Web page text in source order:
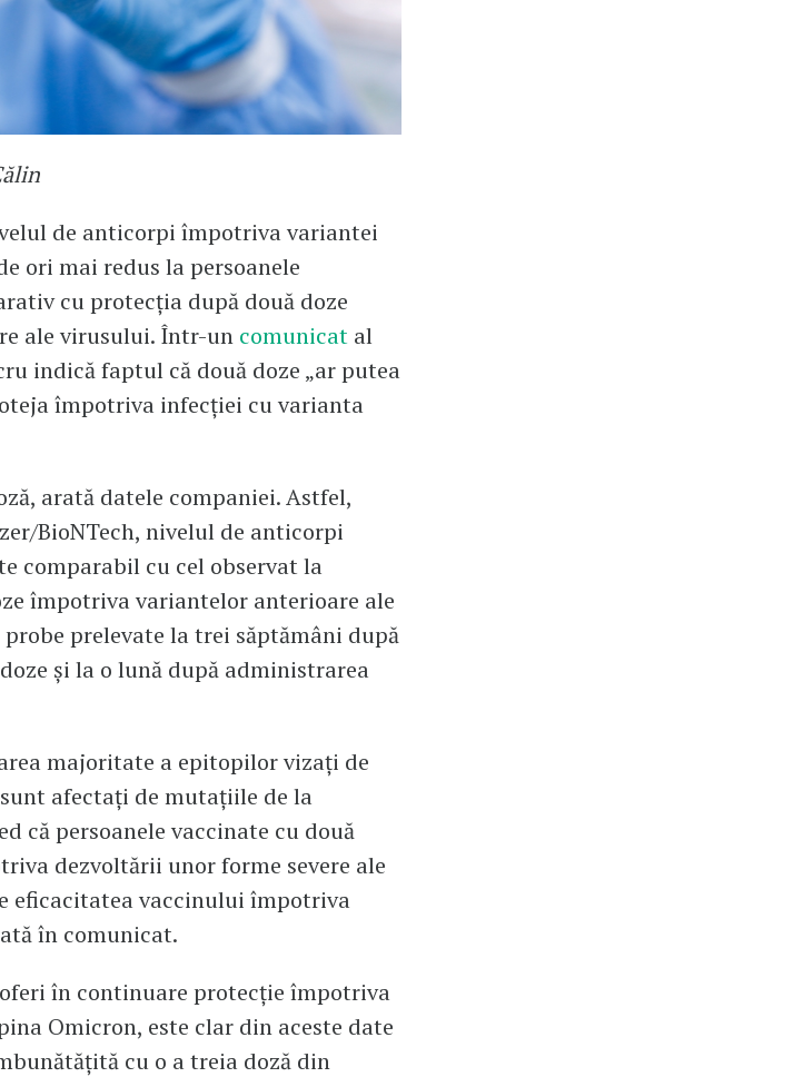
de anticorpi împotriva variantei
ori mai redus la persoanele
cu protecția după două doze
ale virusului. Într-un comunicat al
indică faptul că două doze „ar putea
împotriva infecției cu varianta
arată datele companiei. Astfel,
BioNTech, nivelul de anticorpi
comparabil cu cel observat la
împotriva variantelor anterioare ale
prelevate la trei săptămâni după
și la o lună după administrarea
majoritate a epitopilor vizați de
afectați de mutațiile de la
că persoanele vaccinate cu două
dezvoltării unor forme severe ale
eficacitatea vaccinului împotriva
în comunicat.
în continuare protecție împotriva
Omicron, este clar din aceste date
cu o a treia doză din